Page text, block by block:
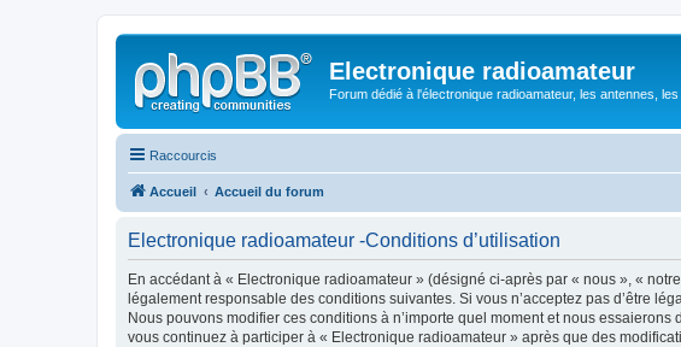
Electronique radioamateur
Forum dédié à l'électronique radioamateur, les antennes,
Raccourcis
Accueil Accueil du forum
Electronique radioamateur -Conditions d’utilisation
En accédant à « Electronique radioamateur » (désigné ci-après par « nous », «
légalement responsable des conditions suivantes. Si vous n’acceptez pas d’être
Nous pouvons modifier ces conditions à n’importe quel moment et nous
vous continuez à participer à « Electronique radioamateur » après que des